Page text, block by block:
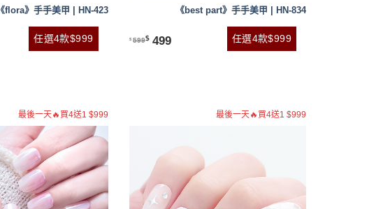
《flora》手手美甲 | HN-423
任選4款$999
《best part》手手美甲 | HN-834
$ 599$ 499 任選4款$999
最後一天🔥買4送1 $999 最後一天🔥買4送1 $999